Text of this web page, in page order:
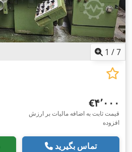
1 /7
‎€۴٬۰۰۰
قیمت ثابت به اضافه مالیات بر ارزش
افزوده
تماس بگیرید